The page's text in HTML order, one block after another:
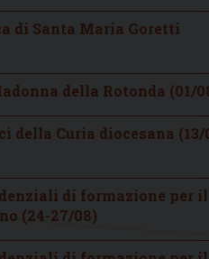
di Santa Maria Goretti
della Rotonda (01/
della Curia diocesana (13/
di formazione per il
(24-27/08)